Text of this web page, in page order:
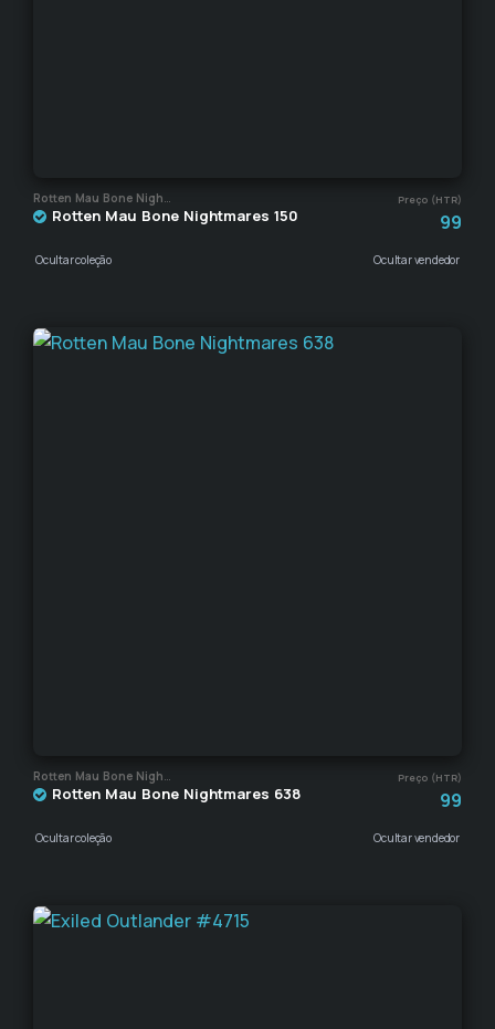
Rotten Mau Bone Nightmares Preço (HTR)
Rotten Mau Bone Nightmares 150 99
Ocultar coleção Ocultar vendedor
Rotten Mau Bone Nightmares Preço (HTR)
Rotten Mau Bone Nightmares 638 99
Ocultar coleção Ocultar vendedor